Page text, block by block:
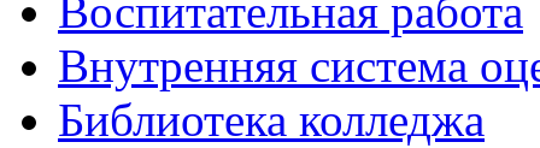
Воспитательная работа
Внутренняя система
Библиотека колледжа